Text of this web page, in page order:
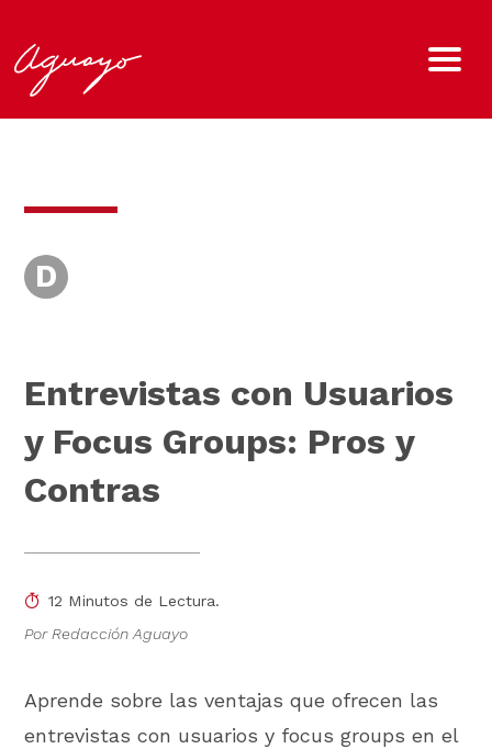
D
Entrevistas con Usuarios
y Focus Groups: Pros y
Contras
12 Minutos de Lectura.
Por Redacción Aguayo
Aprende sobre las ventajas que ofrecen las
entrevistas con usuarios y focus groups en el